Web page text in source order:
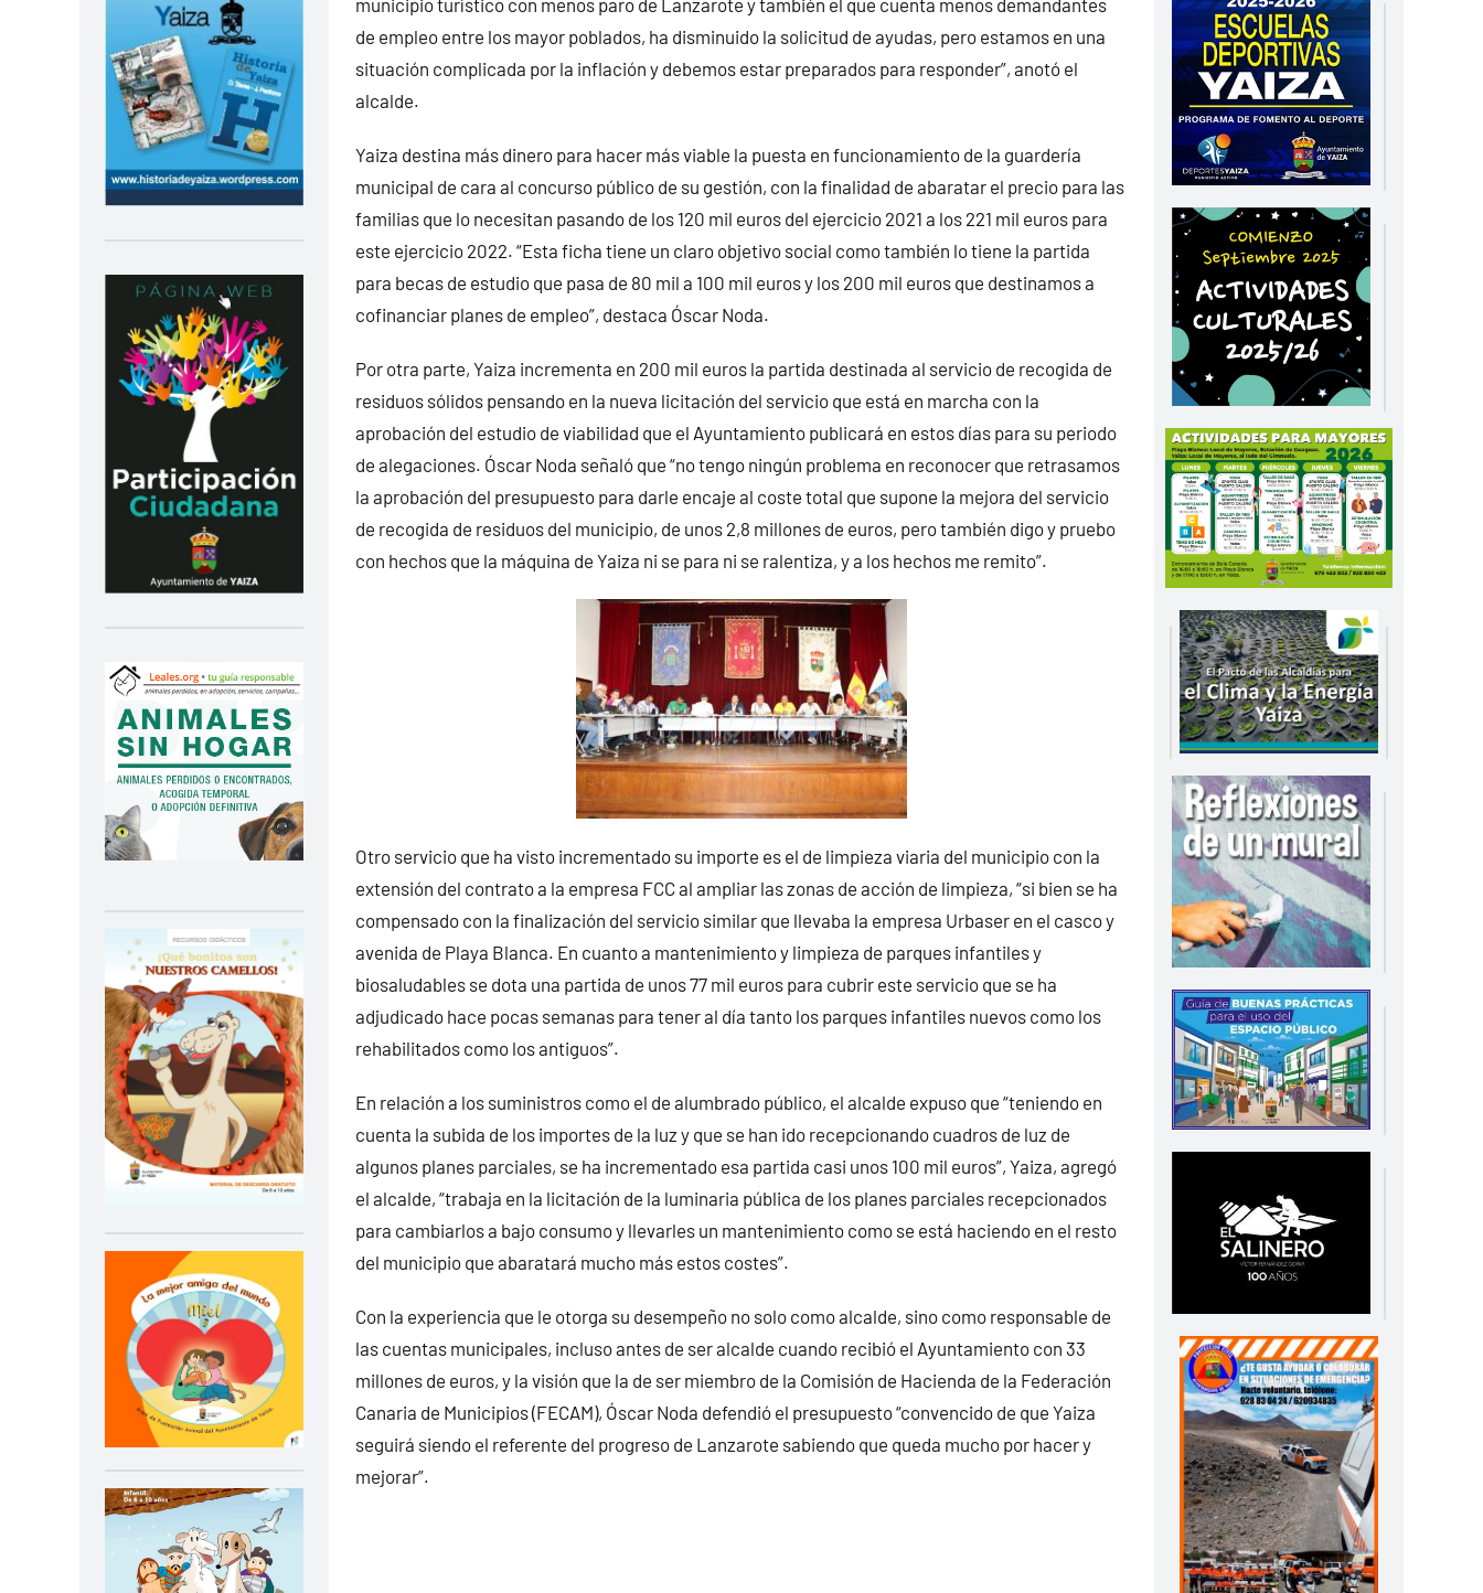
de empleo entre los mayor poblados, ha disminuido la solicitud de ayudas, pero estamos en una
situación complicada por la inflación y debemos estar preparados para responder”, anotó el
alcalde.
Yaiza destina más dinero para hacer más viable la puesta en funcionamiento de la guardería
municipal de cara al concurso público de su gestión, con la finalidad de abaratar el precio para las
familias que lo necesitan pasando de los 120 mil euros del ejercicio 2021 a los 221 mil euros para
este ejercicio 2022. “Esta ficha tiene un claro objetivo social como también lo tiene la partida
para becas de estudio que pasa de 80 mil a 100 mil euros y los 200 mil euros que destinamos a
cofinanciar planes de empleo”, destaca Óscar Noda.
Por otra parte, Yaiza incrementa en 200 mil euros la partida destinada al servicio de recogida de
residuos sólidos pensando en la nueva licitación del servicio que está en marcha con la
aprobación del estudio de viabilidad que el Ayuntamiento publicará en estos días para su periodo
de alegaciones. Óscar Noda señaló que “no tengo ningún problema en reconocer que retrasamos
la aprobación del presupuesto para darle encaje al coste total que supone la mejora del servicio
de recogida de residuos del municipio, de unos 2,8 millones de euros, pero también digo y pruebo
con hechos que la máquina de Yaiza ni se para ni se ralentiza, y a los hechos me remito”.
Otro servicio que ha visto incrementado su importe es el de limpieza viaria del municipio con la
extensión del contrato a la empresa FCC al ampliar las zonas de acción de limpieza, “si bien se ha
compensado con la finalización del servicio similar que llevaba la empresa Urbaser en el casco y
avenida de Playa Blanca. En cuanto a mantenimiento y limpieza de parques infantiles y
biosaludables se dota una partida de unos 77 mil euros para cubrir este servicio que se ha
adjudicado hace pocas semanas para tener al día tanto los parques infantiles nuevos como los
rehabilitados como los antiguos”.
En relación a los suministros como el de alumbrado público, el alcalde expuso que “teniendo en
cuenta la subida de los importes de la luz y que se han ido recepcionando cuadros de luz de
algunos planes parciales, se ha incrementado esa partida casi unos 100 mil euros”, Yaiza, agregó
el alcalde, “trabaja en la licitación de la luminaria pública de los planes parciales recepcionados
para cambiarlos a bajo consumo y llevarles un mantenimiento como se está haciendo en el resto
del municipio que abaratará mucho más estos costes”.
Con la experiencia que le otorga su desempeño no solo como alcalde, sino como responsable de
las cuentas municipales, incluso antes de ser alcalde cuando recibió el Ayuntamiento con 33
millones de euros, y la visión que la de ser miembro de la Comisión de Hacienda de la Federación
Canaria de Municipios (FECAM), Óscar Noda defendió el presupuesto “convencido de que Yaiza
seguirá siendo el referente del progreso de Lanzarote sabiendo que queda mucho por hacer y
mejorar”.